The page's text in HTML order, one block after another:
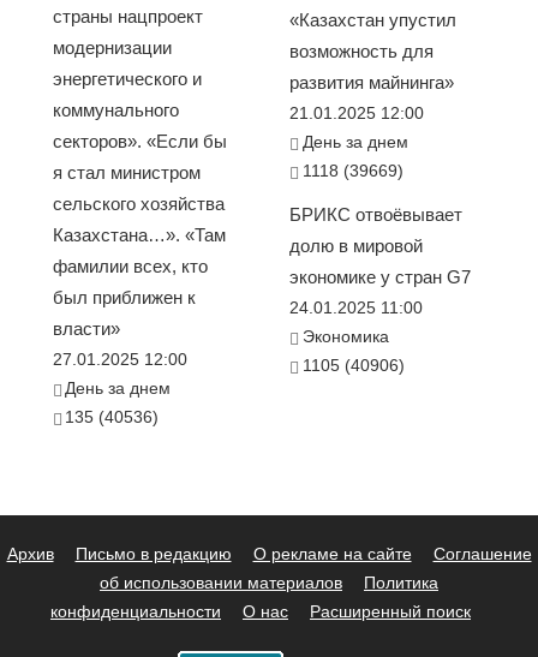
страны нацпроект
модернизации
энергетического и
коммунального
секторов». «Если бы
я стал министром
сельского хозяйства
Казахстана…». «Там
фамилии всех, кто
был приближен к
власти»
27.01.2025 12:00
День за днем
135 (40536)
«Казахстан упустил
возможность для
развития майнинга»
21.01.2025 12:00
День за днем
1118 (39669)
БРИКС отвоёвывает
долю в мировой
экономике у стран G7
24.01.2025 11:00
Экономика
1105 (40906)
Архив Письмо в редакцию О рекламе на сайте
Соглашение
об использовании материалов
Политика
конфиденциальности
О нас Расширенный поиск